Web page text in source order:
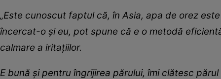
„Este cunoscut faptul că, în Asia, apa de orez
încercat-o și eu, pot spune că e o metodă
calmare a iritațiilor.
E bună și pentru îngrijirea părului, îmi clătesc